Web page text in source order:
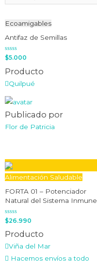
Ecoamigables
Antifaz de Semillas
Valorado
en
0
de
$5.000
Producto
Quilpué
Publicado por
Flor de Patricia
Alimentación Saludable
FORTA 01 – Potenciador
Natural del Sistema Inmune
Valorado
en
0
de
$26.990
Producto
Viña del Mar
Hacemos envíos a todo